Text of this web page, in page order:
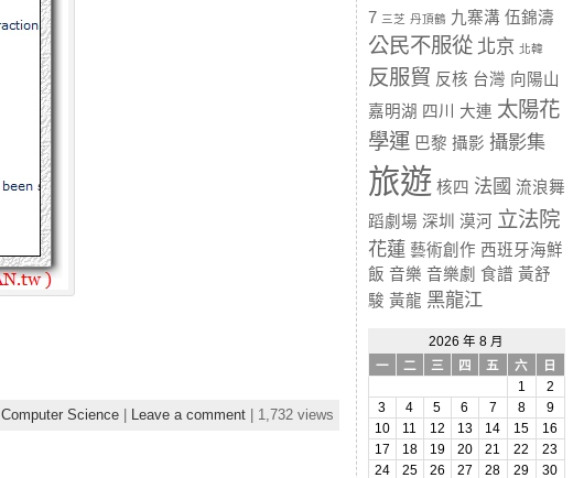
Computer Science| Leave a comment| 1,732 views
7 三芝 丹頂鶴 九寨溝 伍錦濤
公民不服從 北京 北韓
反服貿 反核 台灣 向陽山
嘉明湖 四川 大連 太陽花
學運 巴黎 攝影 攝影集
旅遊 核四 法國 流浪舞
蹈劇場 深圳 漠河 立法院
花蓮 藝術創作 西班牙海鮮
飯 音樂 音樂劇 食譜 黃舒
駿 黃龍 黑龍江
2026 年 8 月
一
二 三 四 五 六
日
1
2
3
4 5 6 7 8
9
10
11 12 13 14 15
16
17
18 19 20 21 22
23
24
25 26 27 28 29
30